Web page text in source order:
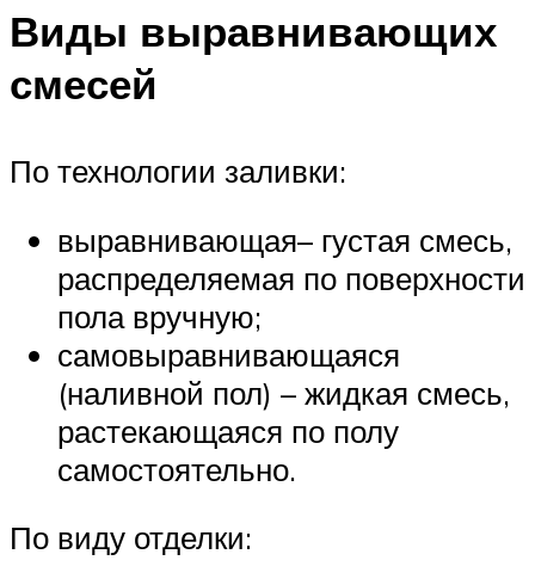
Виды выравнивающих
смесей
По технологии заливки:
выравнивающая– густая смесь,
распределяемая по поверхности
пола вручную;
самовыравнивающаяся
(наливной пол) – жидкая смесь,
растекающаяся по полу
самостоятельно.
По виду отделки: